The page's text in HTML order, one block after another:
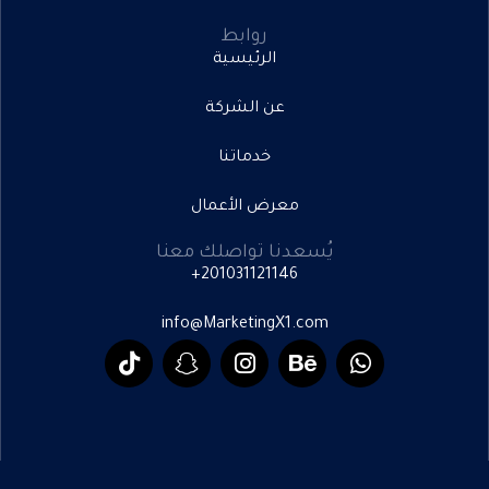
روابط
الرئيسية
عن الشركة
خدماتنا
معرض الأعمال
يُسعدنا تواصلك معنا
201031121146+
info@MarketingX1.com